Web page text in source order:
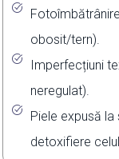
obosit/tern).
Imperfecțiuni
neregulat).
Piele expusă
detoxifiere